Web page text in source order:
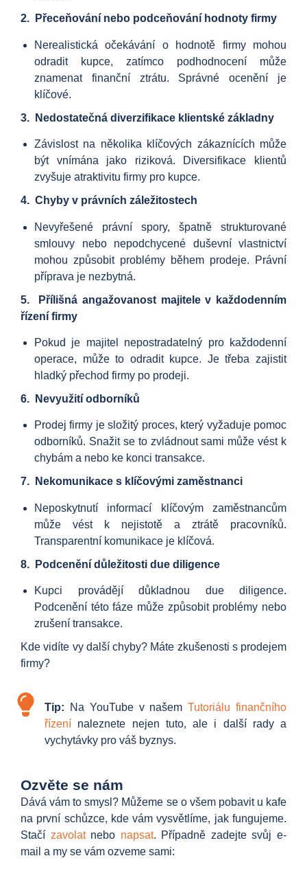
2. Přeceňování nebo podceňování hodnoty firmy
Nerealistická očekávání o hodnotě firmy mohou
odradit kupce, zatímco podhodnocení může
znamenat finanční ztrátu. Správné ocenění je
klíčové.
3. Nedostatečná diverzifikace klientské základny
Závislost na několika klíčových zákaznících může
být vnímána jako riziková. Diversifikace klientů
zvyšuje atraktivitu firmy pro kupce.
4. Chyby v právních záležitostech
Nevyřešené právní spory, špatně strukturované
smlouvy nebo nepodchycené duševní vlastnictví
mohou způsobit problémy během prodeje. Právní
příprava je nezbytná.
5. Přílišná angažovanost majitele v každodenním
řízení firmy
Pokud je majitel nepostradatelný pro každodenní
operace, může to odradit kupce. Je třeba zajistit
hladký přechod firmy po prodeji.
6. Nevyužití odborníků
Prodej firmy je složitý proces, který vyžaduje pomoc
odborníků. Snažit se to zvládnout sami může vést k
chybám a nebo ke konci transakce.
7. Nekomunikace s klíčovými zaměstnanci
Neposkytnutí informací klíčovým zaměstnancům
může vést k nejistotě a ztrátě pracovníků.
Transparentní komunikace je klíčová.
8. Podcenění důležitosti due diligence
Kupci provádějí důkladnou due diligence.
Podcenění této fáze může způsobit problémy nebo
zrušení transakce.
Kde vidíte vy další chyby? Máte zkušenosti s prodejem
firmy?
Tip: Na YouTube v našemTutoriálu finančního
řízení naleznete nejen tuto, ale i další rady a
vychytávky pro váš byznys.
Ozvěte se nám
Dává vám to smysl? Můžeme se o všem pobavit u kafe
na první schůzce, kde vám vysvětlíme, jak fungujeme.
Stačí zavolatnebo napsat. Případně zadejte svůj e-
mail a my se vám ozveme sami: